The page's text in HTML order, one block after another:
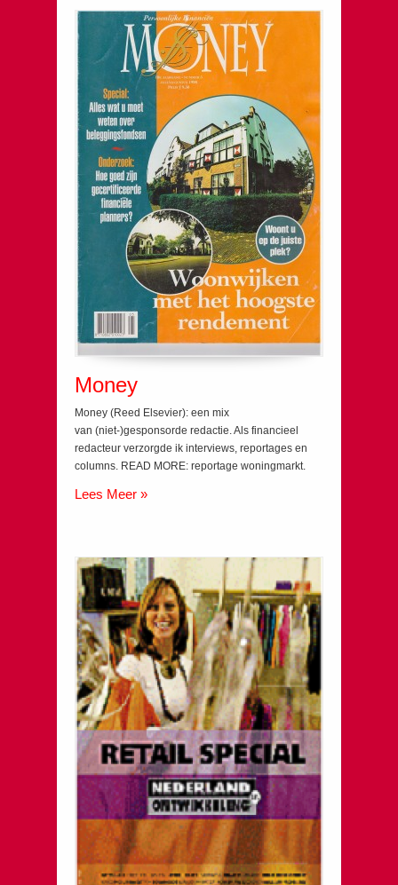
Money
Money (Reed Elsevier): een mix
van (niet-)gesponsorde redactie. Als financieel
redacteur verzorgde ik interviews, reportages en
columns. READ MORE: reportage woningmarkt.
Lees Meer »